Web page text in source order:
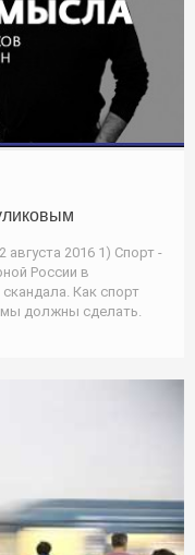
2016 1) Спорт -
России в
Как спорт
должны сделать.